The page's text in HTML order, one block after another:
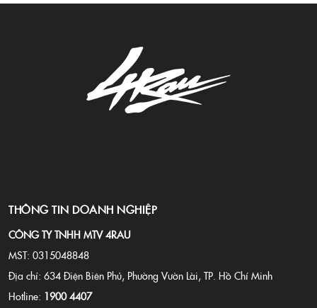
THÔNG TIN DOANH NGHIỆP
CÔNG TY TNHH MTV 4RAU
MST: 0315048848
Địa chỉ: 634 Điện Biên Phủ, Phường Vườn Lài, TP. Hồ Chí Minh
Hotline: 1900 4407